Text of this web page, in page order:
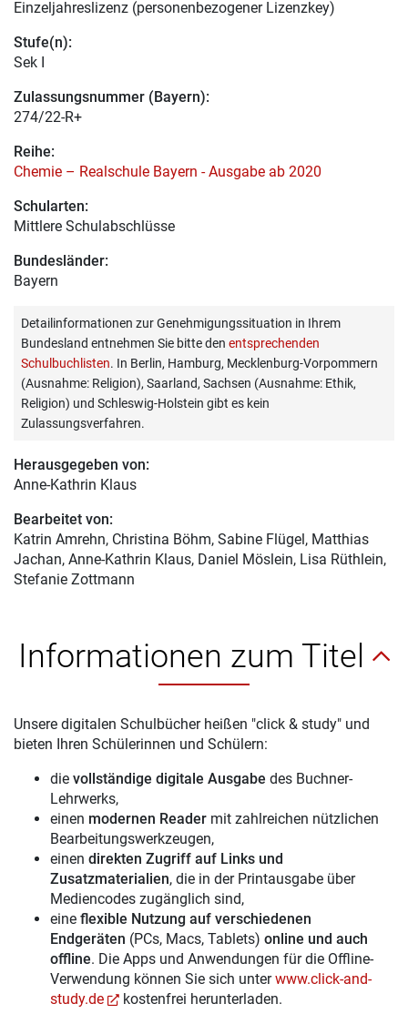
Einzeljahreslizenz (personenbezogener Lizenzkey)
Stufe(n):
Sek I
Zulassungsnummer (Bayern):
274/22-R+
Reihe:
Chemie – Realschule Bayern - Ausgabe ab 2020
Schularten:
Mittlere Schulabschlüsse
Bundesländer:
Bayern
Detailinformationen zur Genehmigungssituation in Ihrem
Bundesland entnehmen Sie bitte den entsprechenden
Schulbuchlisten. In Berlin, Hamburg, Mecklenburg-Vorpommern
(Ausnahme: Religion), Saarland, Sachsen (Ausnahme: Ethik,
Religion) und Schleswig-Holstein gibt es kein
Zulassungsverfahren.
Herausgegeben von:
Anne-Kathrin Klaus
Bearbeitet von:
Katrin Amrehn, Christina Böhm, Sabine Flügel, Matthias
Jachan, Anne-Kathrin Klaus, Daniel Möslein, Lisa Rüthlein,
Stefanie Zottmann
Informationen zum Titel
Unsere digitalen Schulbücher heißen "click & study" und
bieten Ihren Schülerinnen und Schülern:
die vollständige digitale Ausgabe des Buchner-
Lehrwerks,
einen modernen Reader mit zahlreichen nützlichen
Bearbeitungswerkzeugen,
einen direkten Zugriff auf Links und
Zusatzmaterialien, die in der Printausgabe über
Mediencodes zugänglich sind,
eine flexible Nutzung auf verschiedenen
Endgeräten (PCs, Macs, Tablets) online und auch
offline. Die Apps und Anwendungen für die Offline-
Verwendung können Sie sich unterwww.click-and-
study.de
kostenfrei herunterladen.